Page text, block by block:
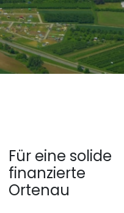
Für eine solide
finanzierte
Ortenau